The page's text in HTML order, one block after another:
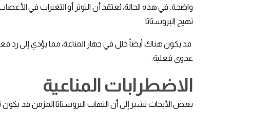
واضحة. في هذه الحالة، يُعتقد أن التوتر أو التغيرات في
تهيج البروستاتا.
قد يكون هناك أيضاً خلل في جهاز المناعة، مما يؤدي إلى رد
عدوى فعلية.
الاضطرابات المناعية
بعض الأبحاث تشير إلى أن التهاب البروستاتا المزمن قد يكون